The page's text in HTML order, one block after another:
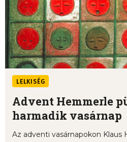
LELKISÉG
Advent Hemmerle
harmadik vasárnap
Az adventi vasárnapokon